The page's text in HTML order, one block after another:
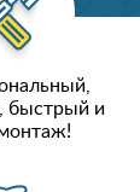
быстрый и